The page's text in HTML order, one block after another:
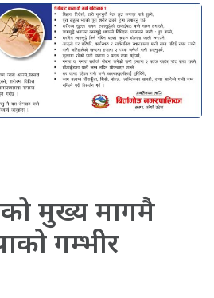
मुख्य मागमै
गम्भीर